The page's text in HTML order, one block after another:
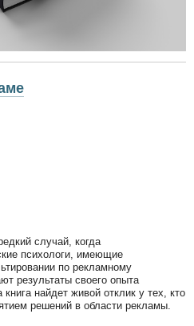
случай, когда
психологи, имеющие
по рекламному
результаты своего опыта
найдет живой отклик у тех, кто
решений в области рекламы.